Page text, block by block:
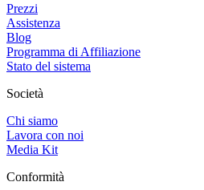
Prezzi
Assistenza
Blog
Programma di Affiliazione
Stato del sistema
Società
Chi siamo
Lavora con noi
Media Kit
Conformità